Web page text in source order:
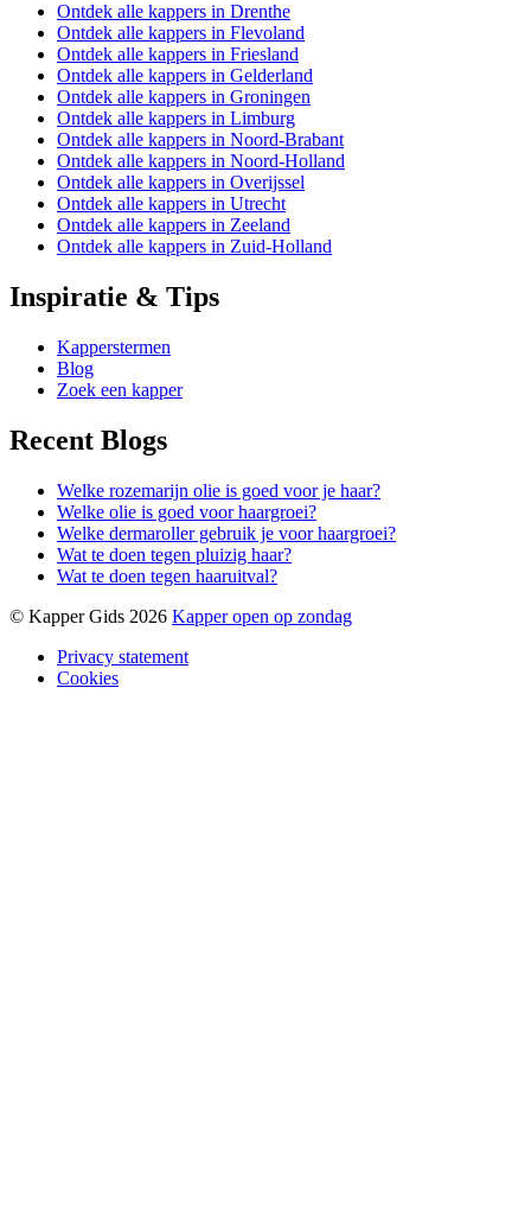
Ontdek alle kappers in Drenthe
Ontdek alle kappers in Flevoland
Ontdek alle kappers in Friesland
Ontdek alle kappers in Gelderland
Ontdek alle kappers in Groningen
Ontdek alle kappers in Limburg
Ontdek alle kappers in Noord-Brabant
Ontdek alle kappers in Noord-Holland
Ontdek alle kappers in Overijssel
Ontdek alle kappers in Utrecht
Ontdek alle kappers in Zeeland
Ontdek alle kappers in Zuid-Holland
Inspiratie & Tips
Kapperstermen
Blog
Zoek een kapper
Recent Blogs
Welke rozemarijn olie is goed voor je haar?
Welke olie is goed voor haargroei?
Welke dermaroller gebruik je voor haargroei?
Wat te doen tegen pluizig haar?
Wat te doen tegen haaruitval?
© Kapper Gids 2026 Kapper open op zondag
Privacy statement
Cookies